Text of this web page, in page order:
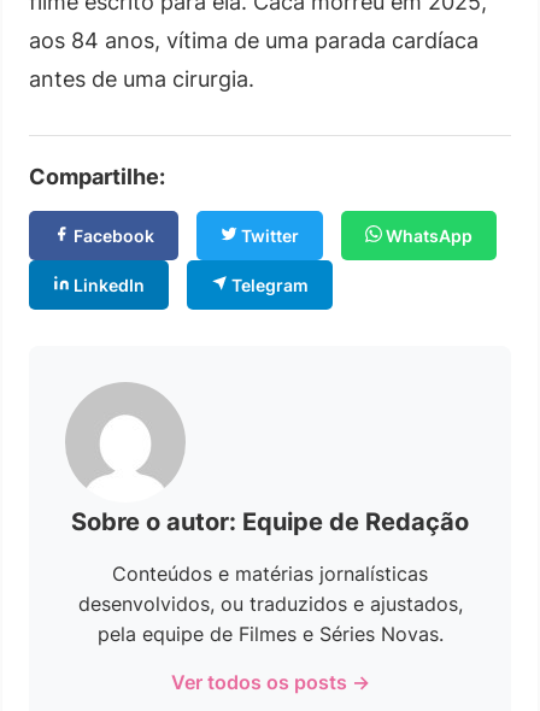
aos 84 anos, vítima de uma parada cardíaca
antes de uma cirurgia.
Compartilhe:
Facebook Twitter WhatsApp
LinkedIn Telegram
Sobre o autor: Equipe de Redação
Conteúdos e matérias jornalísticas
desenvolvidos, ou traduzidos e ajustados,
pela equipe de Filmes e Séries Novas.
Ver todos os posts →